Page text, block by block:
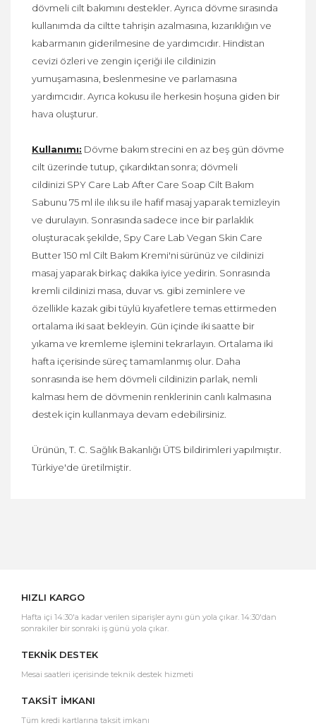
dövmeli cilt bakımını destekler. Ayrıca dövme sırasında
kullanımda da ciltte tahrişin azalmasına, kızarıklığın ve
kabarmanın giderilmesine de yardımcıdır. Hindistan
cevizi özleri ve zengin içeriği ile cildinizin
yumuşamasına, beslenmesine ve parlamasına
yardımcıdır. Ayrıca kokusu ile herkesin hoşuna giden bir
hava oluşturur.
Kullanımı: Dövme bakım strecini en az beş gün dövme
cilt üzerinde tutup, çıkardıktan sonra; dövmeli
cildinizi SPY Care Lab After Care Soap Cilt Bakım
Sabunu 75 ml ile ılık su ile hafif masaj yaparak temizleyin
ve durulayın. Sonrasında sadece ince bir parlaklık
oluşturacak şekilde, Spy Care Lab Vegan Skin Care
Butter 150 ml Cilt Bakım Kremi'ni sürünüz ve cildinizi
masaj yaparak birkaç dakika iyice yedirin. Sonrasında
kremli cildinizi masa, duvar vs. gibi zeminlere ve
özellikle kazak gibi tüylü kıyafetlere temas ettirmeden
ortalama iki saat bekleyin. Gün içinde iki saatte bir
yıkama ve kremleme işlemini tekrarlayın. Ortalama iki
hafta içerisinde süreç tamamlanmış olur. Daha
sonrasında ise hem dövmeli cildinizin parlak, nemli
kalması hem de dövmenin renklerinin canlı kalmasına
destek için kullanmaya devam edebilirsiniz.
Ürünün, T. C. Sağlık Bakanlığı ÜTS bildirimleri yapılmıştır.
Türkiye'de üretilmiştir.
HIZLI KARGO
Hafta içi 14:30'a kadar verilen siparişler aynı gün yola çıkar. 14:30'dan
sonrakiler bir sonraki iş günü yola çıkar.
TEKNİK DESTEK
Mesai saatleri içerisinde teknik destek hizmeti
TAKSİT İMKANI
Tüm kredi kartlarına taksit imkanı